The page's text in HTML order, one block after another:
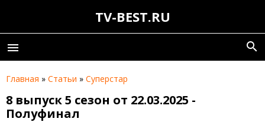
TV-BEST.RU
menu search
Главная » Статьи » Суперстар
8 выпуск 5 сезон от 22.03.2025 -
Полуфинал